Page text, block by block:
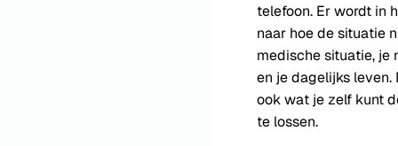
telefoon. Er wordt in
naar hoe de situatie
medische situatie, je
en je dagelijks
ook wat je zelf kunt
te lossen.